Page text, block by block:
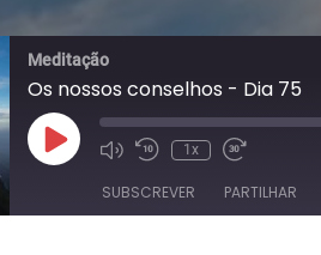
Meditação
Os nossos conselhos - Dia 75
Reproduzir
episódio
1x
SUBSCREVER PARTILHAR